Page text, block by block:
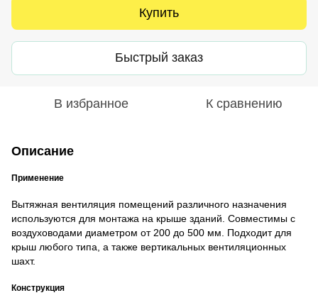
Купить
Быстрый заказ
В избранное К сравнению
Описание
Применение
Вытяжная вентиляция помещений различного назначения
используются для монтажа на крыше зданий. Совместимы с
воздуховодами диаметром от 200 до 500 мм. Подходит для
крыш любого типа, а также вертикальных вентиляционных
шахт.
Конструкция